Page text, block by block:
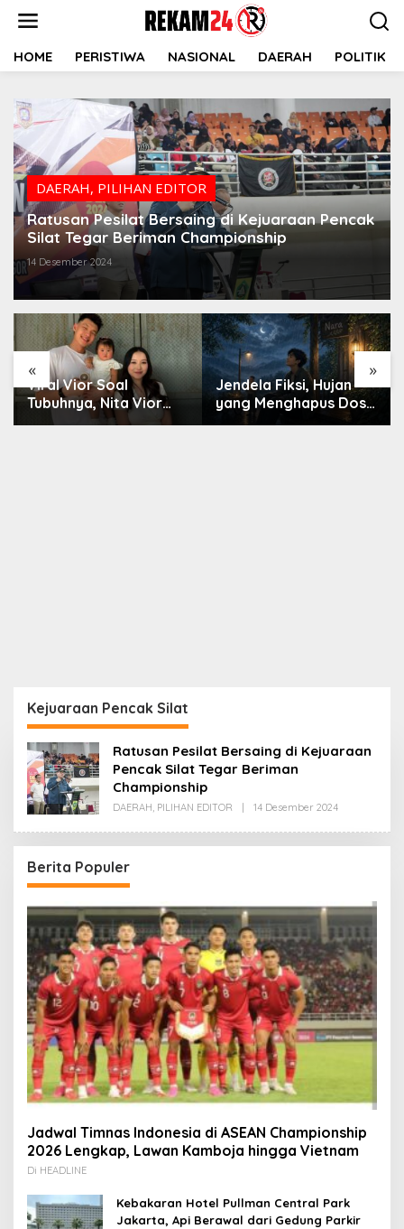
HOME PERISTIWA NASIONAL DAERAH POLITIK
DAERAH, PILIHAN EDITOR
Ratusan Pesilat Bersaing di Kejuaraan Pencak
Silat Tegar Beriman Championship
14 Desember 2024
« »
Viral Vior Soal
Tubuhnya, Nita Vior
Akui Nikmati Peranya
Jendela Fiksi, Hujan
yang Menghapus Dosa
Kejuaraan Pencak Silat
Ratusan Pesilat Bersaing di Kejuaraan
Pencak Silat Tegar Beriman
Championship
DAERAH, PILIHAN EDITOR 14 Desember 2024Oleh
Berita Populer
Jadwal Timnas Indonesia di ASEAN Championship
2026 Lengkap, Lawan Kamboja hingga Vietnam
Di HEADLINE
Kebakaran Hotel Pullman Central Park
Jakarta, Api Berawal dari Gedung Parkir